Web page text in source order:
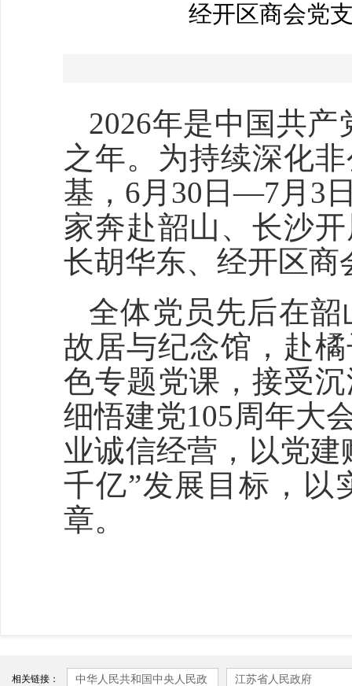
经开区商会党
2026年是中国共产
之年。为持续深化
基，6月30日—7月3
家奔赴韶山、长沙
长胡华东、经开区
全体党员先后在
故居与纪念馆，赴
色专题党课，接受
细悟建党105周年大
业诚信经营，以党
千亿”发展目标，以
章。
相关链接：
中华人民共和国中央人民政
江苏省人民政府